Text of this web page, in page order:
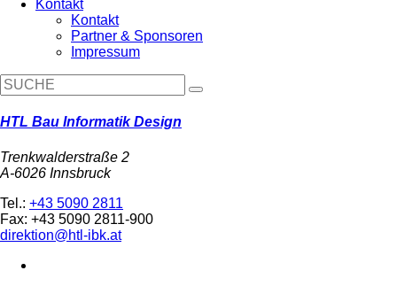
Kontakt
Kontakt
Partner & Sponsoren
Impressum
HTL Bau Informatik Design
Trenkwalderstraße 2
A-6026 Innsbruck
Tel.: +43 5090 2811
Fax: +43 5090 2811-900
direktion@htl-ibk.at